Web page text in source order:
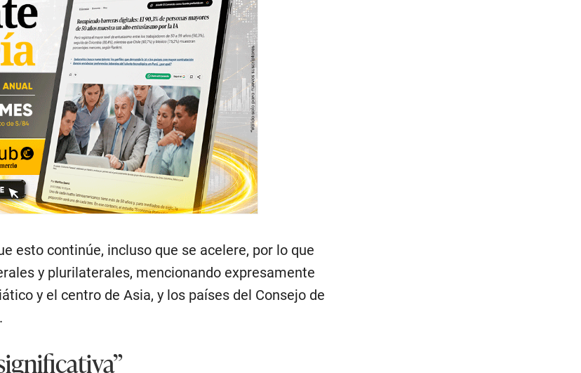
esto continúe, incluso que se acelere, por lo que
y plurilaterales, mencionando expresamente
y el centro de Asia, y los países del Consejo de